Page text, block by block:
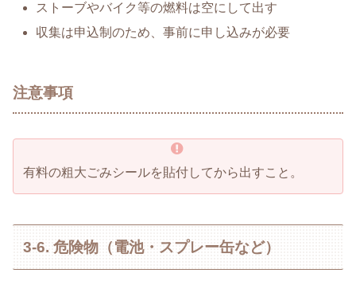
ストーブやバイク等の燃料は空にして出す
収集は申込制のため、事前に申し込みが必要
注意事項
有料の粗大ごみシールを貼付してから出すこと。
3-6. 危険物（電池・スプレー缶など）